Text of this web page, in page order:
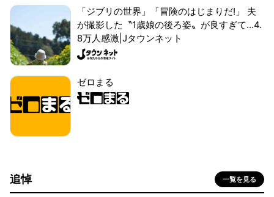
「ジブリの世界」「冒険のはじまりだ!」 夫
が撮影した〝1歳娘の後ろ姿〟が良すぎて...4.
8万人感激|Jタウンネット
ゼロまる
追悼 一覧を見る